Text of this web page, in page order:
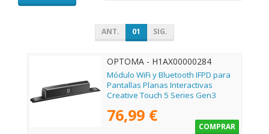
ANT. 01 SIG.
OPTOMA - H1AX00000284
Módulo WiFi y Bluetooth IFPD para
Pantallas Planas Interactivas
Creative Touch 5 Series Gen3
76,99 €
COMPRAR